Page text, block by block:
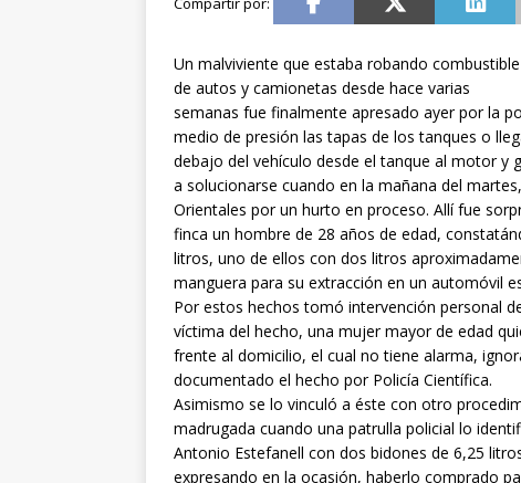
Un malviviente que estaba robando combustible
de autos y camionetas desde hace varias
semanas fue finalmente apresado ayer por la
medio de presión las tapas de los tanques o
debajo del vehículo desde el tanque al motor y
a solucionarse cuando en la mañana del
Orientales por un hurto en proceso. Allí fue
finca un hombre de 28 años de edad,
litros, uno de ellos con dos litros
manguera para su extracción en un automóvil
Por estos hechos tomó intervención personal
víctima del hecho, una mujer mayor de edad
frente al domicilio, el cual no tiene alarma,
documentado el hecho por Policía Científica.
Asimismo se lo vinculó a éste con otro
madrugada cuando una patrulla policial lo
Antonio Estefanell con dos bidones de 6,25
expresando en la ocasión, haberlo comprado